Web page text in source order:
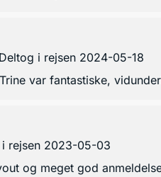
i rejsen 2024-05-18
var fantastiske,
rejsen 2023-05-03
og meget god